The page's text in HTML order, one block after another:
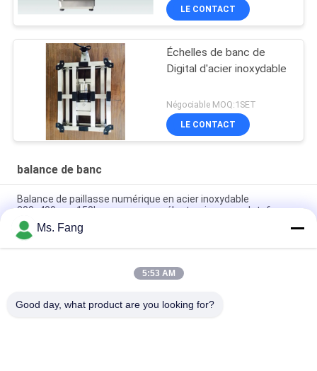
LE CONTACT
Échelles de banc de
Digital d'acier inoxydable
Négociable MOQ:1SET
LE CONTACT
balance de banc
Balance de paillasse numérique en acier inoxydable
300x400mm 150kg avec pesage électronique sur plateforme
50*60 Balance électronique de faisceau Plateforme
numérique électronique Balances
Balance de paillasse étanche en acier inoxydable 304 de
Ms. Fang
5:53 AM
Good day, what product are you looking for?